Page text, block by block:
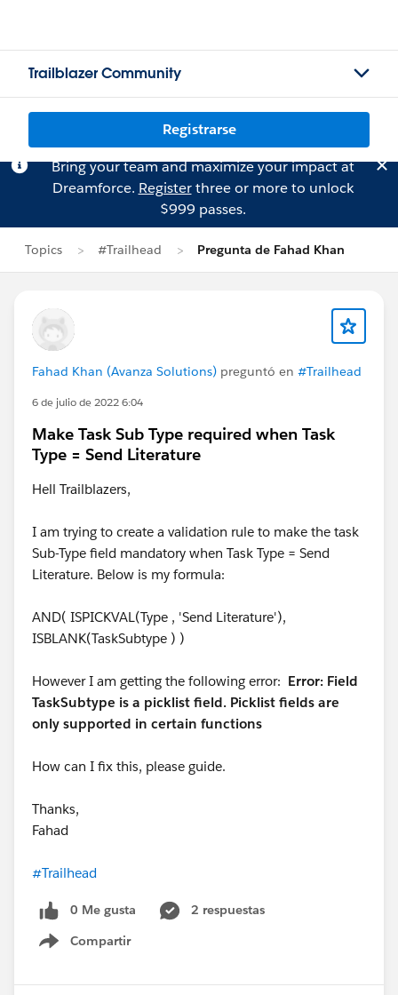
Trailblazer Community
Registrarse
Bring your team and maximize your impact at
Dreamforce. Registerthree or more to unlock
$999 passes.
Topics #Trailhead Pregunta de Fahad Khan
Fahad Khan (Avanza Solutions) preguntó en #Trailhead
6 de julio de 2022 6:04
Make Task Sub Type required when Task
Type = Send Literature
Hell Trailblazers,
I am trying to create a validation rule to make the task
Sub-Type field mandatory when Task Type = Send
Literature. Below is my formula:
AND( ISPICKVAL(Type , 'Send Literature'),
ISBLANK(TaskSubtype ) )
However I am getting the following error: Error: Field
TaskSubtype is a picklist field. Picklist fields are
only supported in certain functions
How can I fix this, please guide.
Thanks,
Fahad
#Trailhead
0 Me gusta
2 respuestas
Compartir
Show menu